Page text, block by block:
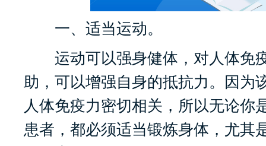
一、适当运动。
运动可以强身健体，对人体免
助，可以增强自身的抵抗力。因为
人体免疫力密切相关，所以无论你
患者，都必须适当锻炼身体，尤其